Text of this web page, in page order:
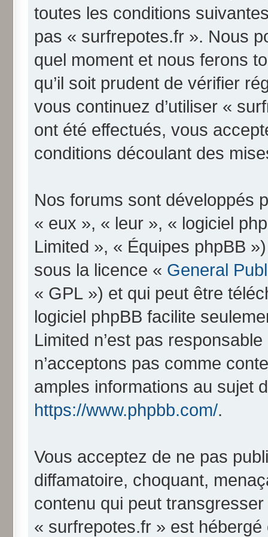
toutes les conditions
pas « surfrepotes.fr ». Nous
quel moment et nous ferons
qu’il soit prudent de vérifier
vous continuez d’utiliser «
ont été effectués, vous
conditions découlant des
Nos forums sont développés
« eux », « leur », « logiciel
Limited », « Équipes phpBB
sous la licence « General
« GPL ») et qui peut être
logiciel phpBB facilite
Limited n’est pas
n’acceptons pas comme
amples informations au sujet
https://www.phpbb.com/.
Vous acceptez de ne pas
diffamatoire, choquant,
contenu qui peut
« surfrepotes.fr » est